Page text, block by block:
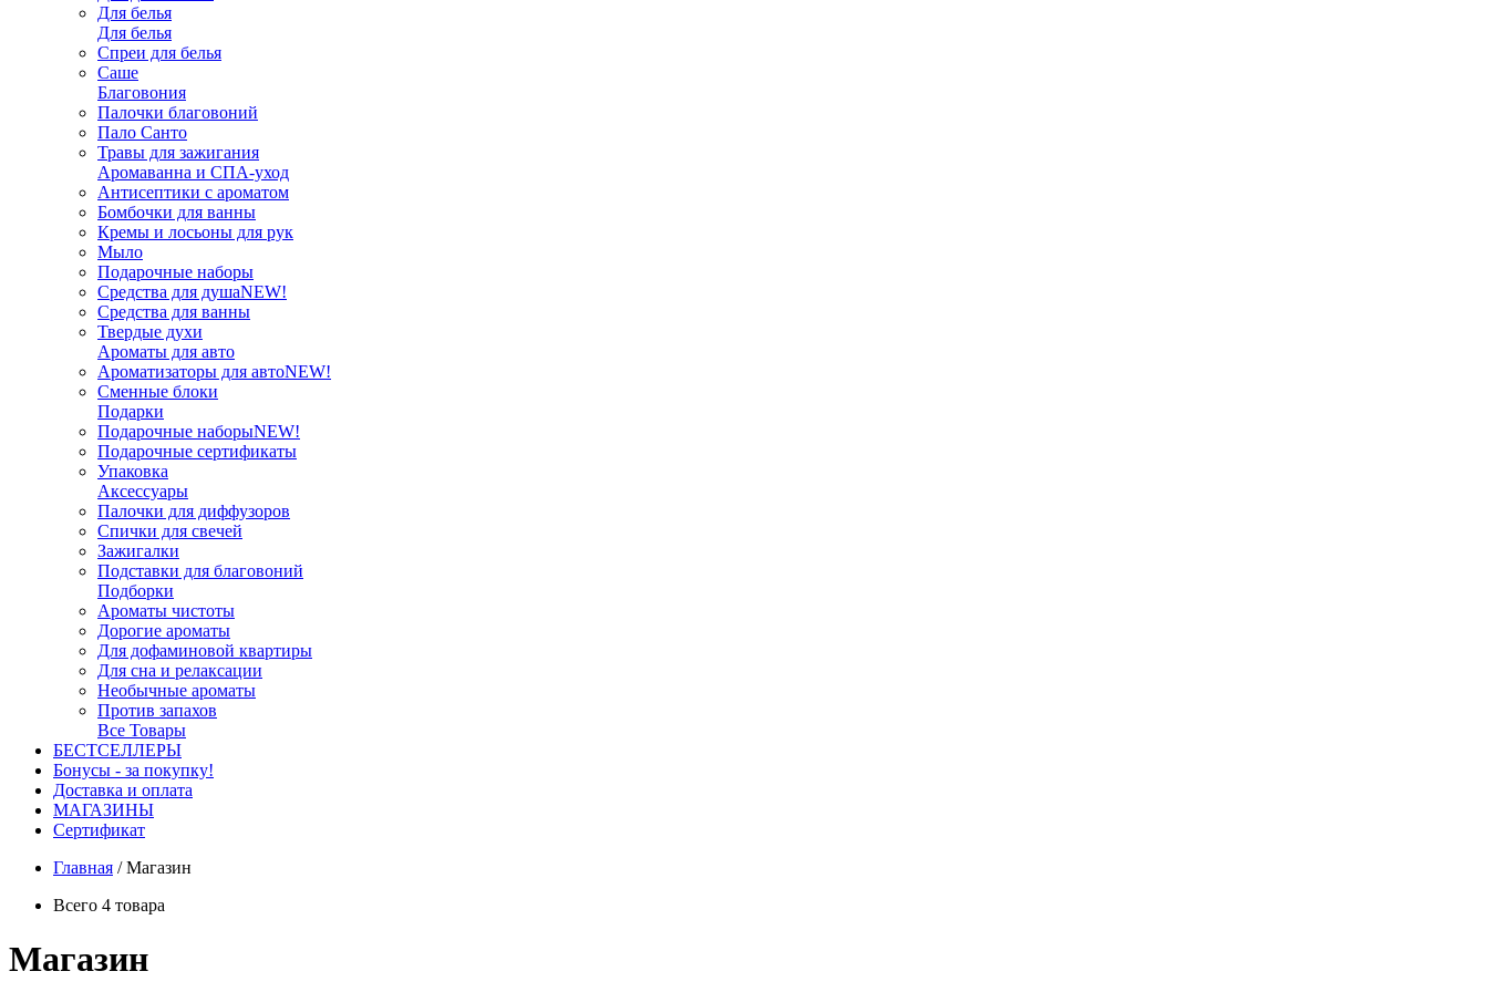
Для белья
Для белья
Спреи для белья
Саше
Благовония
Палочки благовоний
Пало Санто
Травы для зажигания
Аромаванна и СПА-уход
Антисептики с ароматом
Бомбочки для ванны
Кремы и лосьоны для рук
Мыло
Подарочные наборы
Средства для душаNEW!
Средства для ванны
Твердые духи
Ароматы для авто
Ароматизаторы для автоNEW!
Сменные блоки
Подарки
Подарочные наборыNEW!
Подарочные сертификаты
Упаковка
Аксессуары
Палочки для диффузоров
Спички для свечей
Зажигалки
Подставки для благовоний
Подборки
Ароматы чистоты
Дорогие ароматы
Для дофаминовой квартиры
Для сна и релаксации
Необычные ароматы
Против запахов
Все Товары
БЕСТСЕЛЛЕРЫ
Бонусы - за покупку!
Доставка и оплата
МАГАЗИНЫ
Cертификат
Главная /Магазин
Всего 4 товара
Магазин